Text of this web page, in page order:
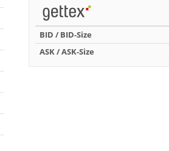
BID / BID-Size
ASK / ASK-Size